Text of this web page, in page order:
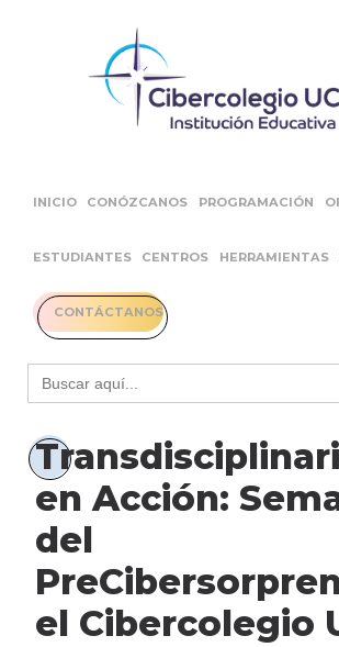
INICIO CONÓZCANOS PROGRAMACIÓN
ESTUDIANTES CENTROS HERRAMIENTAS
CONTÁCTANOS
Buscar:
en Acción:
del
el Cibercolegio